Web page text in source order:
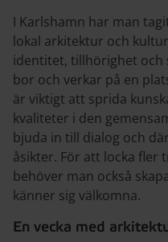
I Karlshamn har man
lokal arkitektur och
identitet, tillhörighet och
bor och verkar på en
är viktigt att sprida
kvaliteter i den
bjuda in till dialog och
åsikter. För att locka fler
behöver man också
känner sig välkomna.
En vecka med